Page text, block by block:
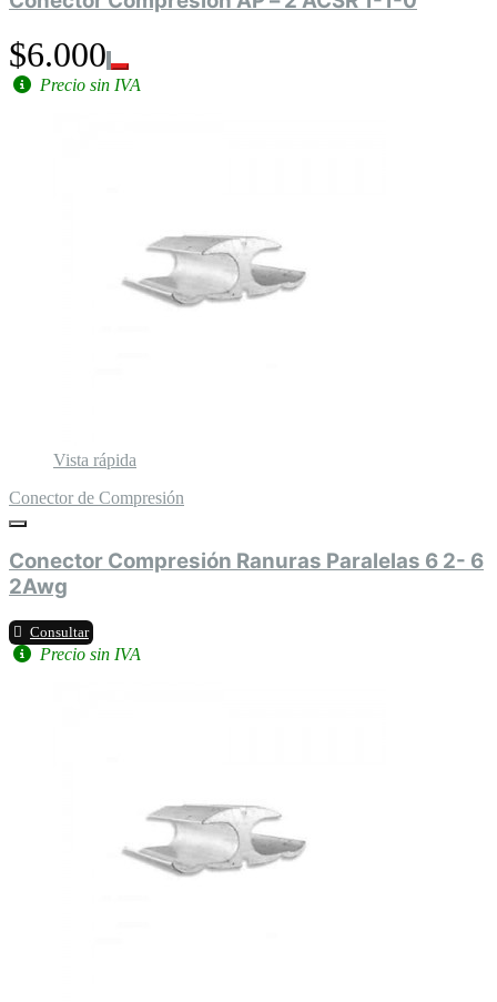
$6.000
Precio sin IVA
Vista rápida
Conector de Compresión
Conector Compresión Ranuras Paralelas 6 2- 6
2Awg
Consultar
Precio sin IVA